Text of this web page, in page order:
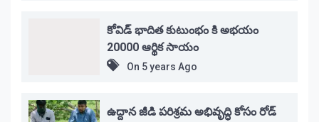
కోవిడ్ భాదిత కుటుంభం కి అభయం
20000 ఆర్థిక సాయం
On 5 years Ago
ఉద్దాన జీడి పరిశ్రమ అభివృద్ధి కోసం రోడ్